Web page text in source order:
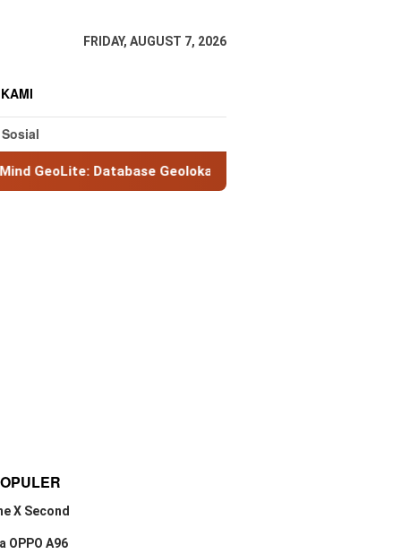
FRIDAY, AUGUST 7, 2026
Geolokasi IP Gratis Terbaik untuk Developer & Bisnis
X Second
OPPO A96